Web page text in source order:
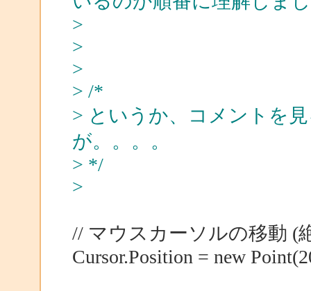
>
>
>
> /*
> というか、コメントを
が。。。。
> */
>
// マウスカーソルの移動 (
Cursor.Position = new